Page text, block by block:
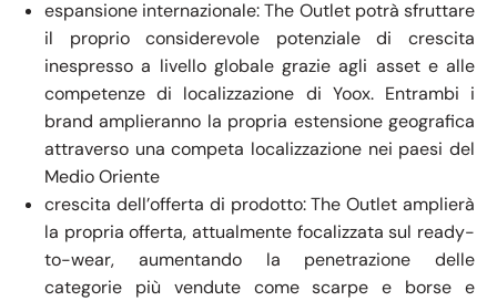
espansione internazionale: The Outlet potrà sfruttare
il proprio considerevole potenziale di crescita
inespresso a livello globale grazie agli asset e alle
competenze di localizzazione di Yoox. Entrambi i
brand amplieranno la propria estensione geografica
attraverso una competa localizzazione nei paesi del
Medio Oriente
crescita dell’offerta di prodotto: The Outlet amplierà
la propria offerta, attualmente focalizzata sul ready-
to-wear, aumentando la penetrazione delle
categorie più vendute come scarpe e borse e